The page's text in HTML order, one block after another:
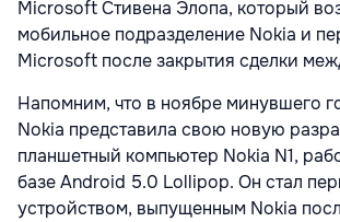
Microsoft Стивена Элопа, который
мобильное подразделение Nokia и
Microsoft после закрытия сделки
Напомним, что в ноябре минувшего
Nokia представила свою новую
планшетный компьютер Nokia N1,
базе Android 5.0 Lollipop. Он стал
устройством, выпущенным Nokia